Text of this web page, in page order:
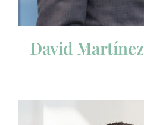
David Martínez